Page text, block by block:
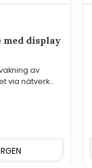
display
av
via nätverk